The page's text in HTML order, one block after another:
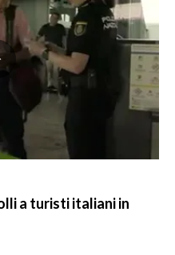
a turisti italiani in